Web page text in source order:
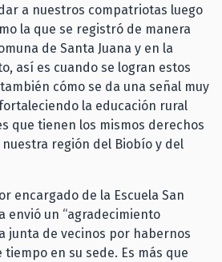
a nuestros compatriotas luego
la que se registró de manera
de Santa Juana y en la
así es cuando se logran estos
cómo se da una señal muy
la educación rural
que tienen los mismos derechos
región del Biobío y del
encargado de la Escuela San
envió un “agradecimiento
junta de vecinos por habernos
en su sede. Es más que